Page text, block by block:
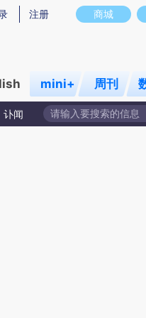
实意图存在偏差。不代表财新观点
商城
注册
mini+ 周刊
讣闻